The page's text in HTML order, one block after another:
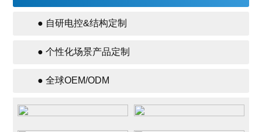
● 自研电控&结构定制
● 个性化场景产品定制
● 全球OEM/ODM